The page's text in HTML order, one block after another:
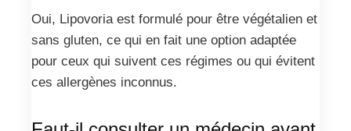
Oui, Lipovoria est formulé pour être végétalien et
sans gluten, ce qui en fait une option adaptée
pour ceux qui suivent ces régimes ou qui évitent
ces allergènes inconnus.